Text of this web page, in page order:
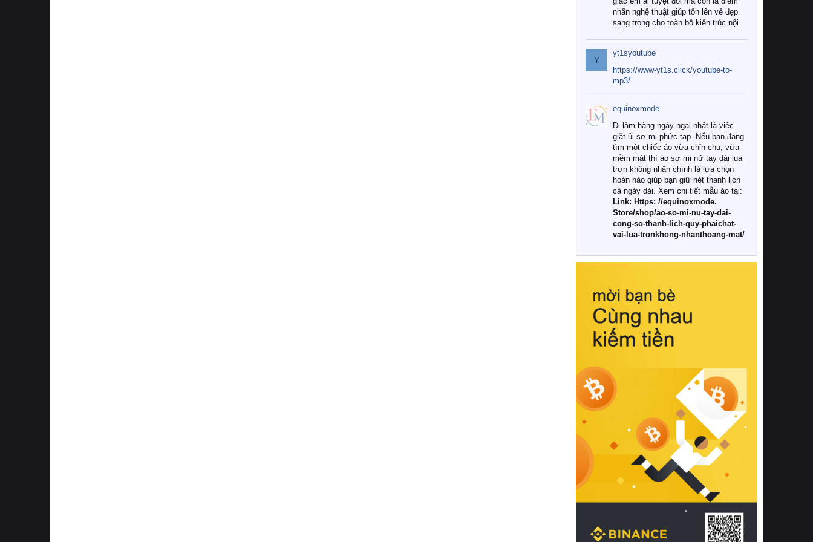
nhấn nghệ thuật giúp tôn lên vẻ đẹp
sang trọng cho toàn bộ kiến trúc nội
Tuy nhiên, giữa thị trường đa dạng
với vô vàn thương hiệu và mẫu mã
như hiện nay, làm thế nào để chọn
được những bộ chăn ga gối đệm cao
cấp thực sự chất lượng, phù hợp với
khí hậu và nhu cầu sử dụng của gia
đình? Hãy cùng chúng tôi đi tìm lời
giải đáp chi tiết qua bài viết dưới đây.
1. Tại sao các gia đình hiện đại lại ưa
chuộng chăn ga gối đệm cao cấp?
Khác với các dòng sản phẩm thông
thường, những bộ chăn ga gối đệm
cao cấp trải qua quy trình sản xuất
nghiêm ngặt từ khâu chọn lọc nguyên
liệu tự nhiên đến công nghệ dệt
nhuộm hiện đại không chứa hóa chất
này, bạn sẽ cảm nhận rõ rệt sự khác
hồi chuẩn xác của phần đệm nâng đỡ
cột sống.
Bên cạnh đó, việc lựa chọn các dòng
sản phẩm đạt chuẩn chất lượng quốc
tế còn giúp ngăn ngừa tình trạng kích
khuẩn và nấm mốc trong điều kiện
thời tiết nóng ẩm. Bạn có thể tìm hiểu
thêm các nghiên cứu khoa học về tác
động của giấc ngủ và môi trường
phòng ngủ đối với sức khỏe con
người tại Sleep Foundation (External
Link) để có cái nhìn toàn diện hơn.
2. Các tiêu chí vàng khi lựa chọn
chăn ga gối đệm cao cấp cho phòng
ngủ
Để sở hữu một bộ chăn ga gối đệm
cao cấp hoàn hảo cả về thẩm mỹ lẫn
công năng, người tiêu dùng cần cân
nhắc kỹ lưỡng các tiêu chí quan trọng
Y
yt1syoutube
https://www-yt1s.click/youtube-to-
mp3/
equinoxmode
Đi làm hàng ngày ngại nhất là việc
giặt ủi sơ mi phức tạp. Nếu bạn đang
tìm một chiếc áo vừa chỉn chu, vừa
mềm mát thì áo sơ mi nữ tay dài lụa
trơn không nhăn chính là lựa chọn
hoàn hảo giúp bạn giữ nét thanh lịch
cả ngày dài. Xem chi tiết mẫu áo tại:
Link: Https: //equinoxmode.
Store/shop/ao-so-mi-nu-tay-dai-
cong-so-thanh-lich-quy-phaichat-
vai-lua-tronkhong-nhanthoang-mat/